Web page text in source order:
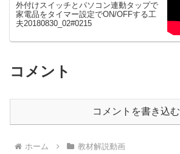
外付けスイッチとパソコン連動タップで
家電品をタイマー設定でON/OFFする工
夫20180830_02#0215
コメント
コメントを書き込む
ホーム 教材解説動画